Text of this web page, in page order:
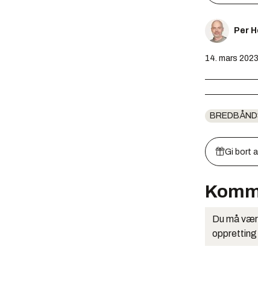
Per
14. mars
Gi bort
Du må
oppretting